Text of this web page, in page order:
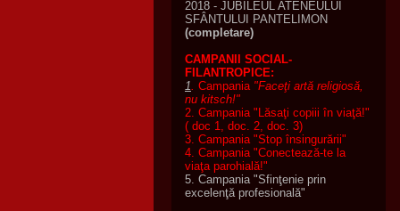
2018 - JUBILEUL ATENEULUI
SFÂNTULUI PANTELIMON
(completare)
CAMPANII SOCIAL-
FILANTROPICE:
1. Campania "Faceţi artă religiosă,
nu kitsch!"
2. Campania "Lăsaţi copiii în viaţă!"
( doc 1, doc. 2, doc. 3)
3. Campania "Stop însingurării"
4. Campania "Conectează-te la
viaţa parohială!"
5. Campania "Sfinţenie prin
excelenţă profesională"